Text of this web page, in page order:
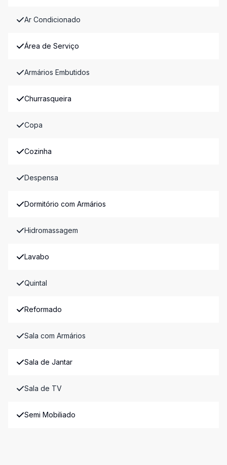
Ar Condicionado
Área de Serviço
Armários Embutidos
Churrasqueira
Copa
Cozinha
Despensa
Dormitório com Armários
Hidromassagem
Lavabo
Quintal
Reformado
Sala com Armários
Sala de Jantar
Sala de TV
Semi Mobiliado